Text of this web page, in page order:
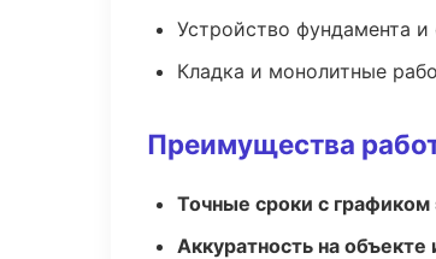
Устройство фундамента и
Кладка и монолитные
Преимущества
Точные сроки с
Аккуратность на объекте